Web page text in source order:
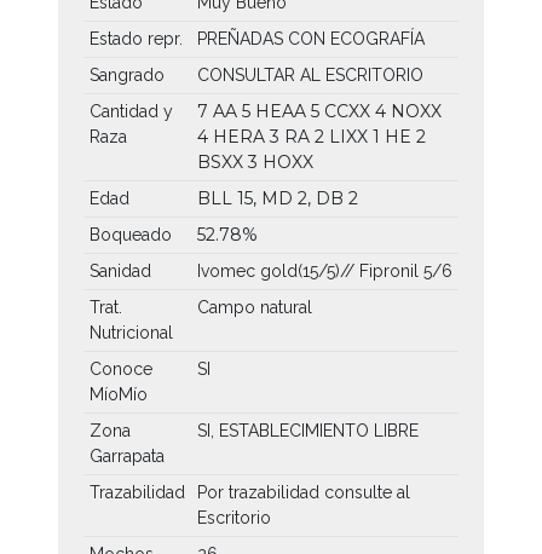
Estado repr.
PREÑADAS CON ECOGRAFÍA
Sangrado
CONSULTAR AL ESCRITORIO
Cantidad y
Raza
7 AA 5 HEAA 5 CCXX 4 NOXX
4 HERA3 RA 2 LIXX 1 HE 2
BSXX3 HOXX
Edad BLL 15, MD 2, DB 2
Boqueado 52.78%
Sanidad
Ivomec gold(15/5)// Fipronil 5/6
Trat.
Nutricional
Campo natural
Conoce
MíoMío
SI
Zona
Garrapata
SI, ESTABLECIMIENTO LIBRE
Trazabilidad
Por trazabilidad consulte al
Escritorio